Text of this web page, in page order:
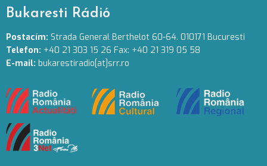
Bukaresti Rádió
Postacím: Strada General Berthelot 60-64. 010171 Bucuresti
Telefon: +40 21 303 15 26 Fax: +40 21 319 05 58
E-mail: bukarestiradio[at]srr.ro